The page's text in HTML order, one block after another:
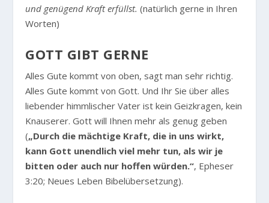
und genügend Kraft erfüllst. (natürlich gerne in Ihren
Worten)
GOTT GIBT GERNE
Alles Gute kommt von oben, sagt man sehr richtig.
Alles Gute kommt von Gott. Und Ihr Sie über alles
liebender himmlischer Vater ist kein Geizkragen, kein
Knauserer. Gott will Ihnen mehr als genug geben
(„Durch die mächtige Kraft, die in uns wirkt,
kann Gott unendlich viel mehr tun, als wir je
bitten oder auch nur hoffen würden.“, Epheser
3:20; Neues Leben Bibelübersetzung).